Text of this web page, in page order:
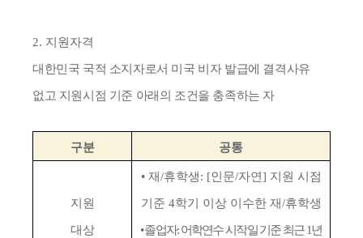
2. 지원자격
대한민국 국적 소지자로서 미국 비자 발급에 결격사유
없고 지원시점 기준 아래의 조건을 충족하는 자
구분 공통
지원
대상
• 재/휴학생: [인문/자연] 지원 시점
기준 4학기 이상 이수한 재/휴학생
•졸업자:어학연수 시작일 기준 최근1년